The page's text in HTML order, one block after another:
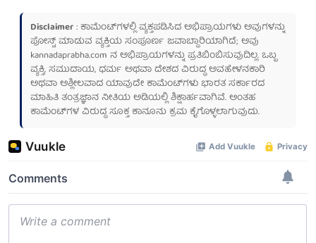
Disclaimer: ಕಾಮೆಂಟ್‌ಗಳಲ್ಲಿ ವ್ಯಕ್ತಪಡಿಸಿದ ಅಭಿಪ್ರಾಯಗಳು ಅವುಗಳನ್ನು
ಪೋಸ್ಟ್ ಮಾಡುವ ವ್ಯಕ್ತಿಯ ಸಂಪೂರ್ಣ ಜವಾಬ್ದಾರಿಯಾಗಿದೆ; ಅವು
kannadaprabha.com ನ ಅಭಿಪ್ರಾಯಗಳನ್ನು ಪ್ರತಿಬಿಂಬಿಸುವುದಿಲ್ಲ. ಒಬ್ಬ
ವ್ಯಕ್ತಿ, ಸಮುದಾಯ, ಧರ್ಮ ಅಥವಾ ದೇಶದ ವಿರುದ್ಧ ಅವಹೇಳನಕಾರಿ
ಅಥವಾ ಅಶ್ಲೀಲವಾದ ಯಾವುದೇ ಕಾಮೆಂಟ್‌ಗಳು ಭಾರತ ಸರ್ಕಾರದ
ಮಾಹಿತಿ ತಂತ್ರಜ್ಞಾನ ನೀತಿಯ ಅಡಿಯಲ್ಲಿ ಶಿಕ್ಷಾರ್ಹವಾಗಿವೆ. ಅಂತಹ
ಕಾಮೆಂಟ್‌ಗಳ ವಿರುದ್ಧ ಸೂಕ್ತ ಕಾನೂನು ಕ್ರಮ ಕೈಗೊಳ್ಳಲಾಗುವುದು.